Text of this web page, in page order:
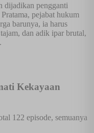
dijadikan pengganti
pejabat hukum
barunya, ia harus
dan adik ipar brutal,
Kekayaan
122 episode, semuanya